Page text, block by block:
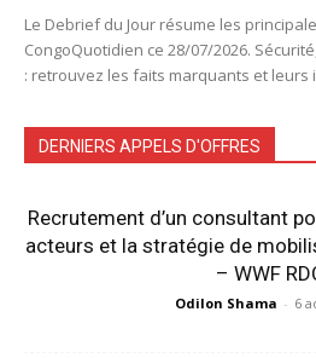
Le Debrief du Jour résume les
CongoQuotidien ce 28/07/2026.
: retrouvez les faits marquants et leurs
DERNIERS APPELS D'OFFRES
Recrutement d’un consultant
acteurs et la stratégie de
– WWF
Odilon Shama - 6